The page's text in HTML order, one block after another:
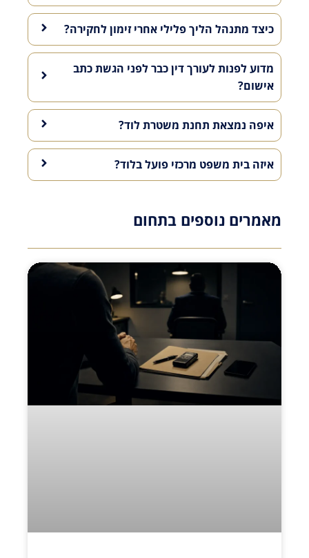
כיצד מתנהל הליך פלילי אחרי זימון לחקירה?
מדוע לפנות לעורך דין כבר לפני הגשת כתב
אישום?
איפה נמצאת תחנת משטרת לוד?
איזה בית משפט מרכזי פועל בלוד?
מאמרים נוספים בתחום